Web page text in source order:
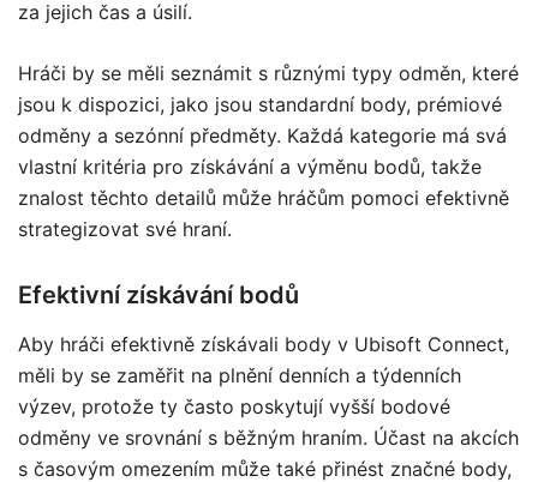
za jejich čas a úsilí.
Hráči by se měli seznámit s různými typy odměn, které
jsou k dispozici, jako jsou standardní body, prémiové
odměny a sezónní předměty. Každá kategorie má svá
vlastní kritéria pro získávání a výměnu bodů, takže
znalost těchto detailů může hráčům pomoci efektivně
strategizovat své hraní.
Efektivní získávání bodů
Aby hráči efektivně získávali body v Ubisoft Connect,
měli by se zaměřit na plnění denních a týdenních
výzev, protože ty často poskytují vyšší bodové
odměny ve srovnání s běžným hraním. Účast na akcích
s časovým omezením může také přinést značné body,